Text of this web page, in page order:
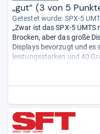
„gut“ (3 von 5
Getestet wurde: SPX-5
„Zwar ist das SPX-5
Brocken, aber das große
Displays bevorzugt und es
leistungsstarken und 40
Samsung (599 Euro